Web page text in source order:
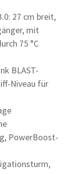
27 cm breit,
mit
75 °C
BLAST-
Niveau für
PowerBoost-